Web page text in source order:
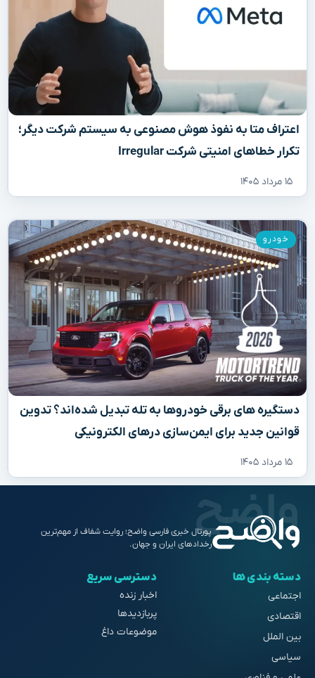
اعتراف متا به نفوذ هوش مصنوعی به سیستم شرکت دیگر؛
تکرار خطاهای امنیتی شرکت Irregular
۱۵ مرداد ۱۴۰۵
دستگیره‌ های برقی خودروها به تله تبدیل شده‌اند؟ تدوین
قوانین جدید برای ایمن‌سازی درهای الکترونیکی
۱۵ مرداد ۱۴۰۵
خودرو
پورتال خبری فارسی واضح؛ روایت شفاف از مهم‌ترین
رخدادهای ایران و جهان.
دسته بندی ها
اجتماعی
اقتصادی
بین الملل
سیاسی
دسترسی سریع
اخبار زنده
پربازدیدها
موضوعات داغ